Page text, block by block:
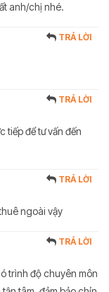
anh/chị nhé.
TRẢ LỜI
TRẢ LỜI
tiếp để tư vấn đến
TRẢ LỜI
ngoài vậy
TRẢ LỜI
trình độ chuyên môn